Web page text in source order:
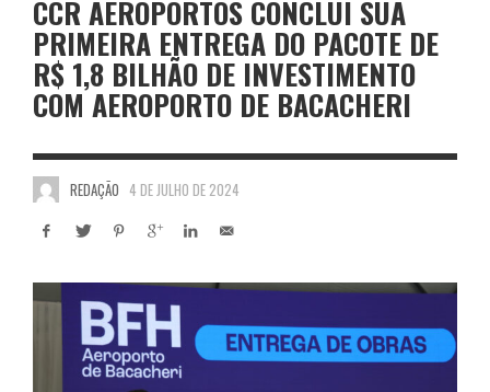
CCR AEROPORTOS CONCLUI SUA
PRIMEIRA ENTREGA DO PACOTE DE
R$ 1,8 BILHÃO DE INVESTIMENTO
COM AEROPORTO DE BACACHERI
REDAÇÃO 4 DE JULHO DE 2024